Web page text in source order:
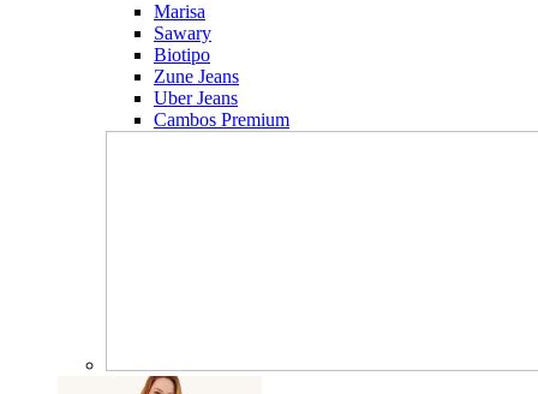
Marisa
Sawary
Biotipo
Zune Jeans
Uber Jeans
Cambos Premium